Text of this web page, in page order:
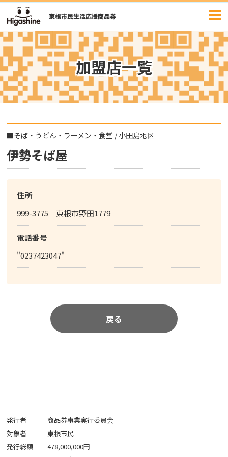
コ
ン
テ
ン
ツ
へ
ス
キ
ッ
加盟店一覧
■そば・うどん・ラーメン・食堂 /小田島地区
伊勢そば屋
住所
999-3775 東根市野田1779
電話番号
"0237423047"
戻る
発行者
商品券事業実行委員会
対象者
東根市民
発行総額
478,000,000円